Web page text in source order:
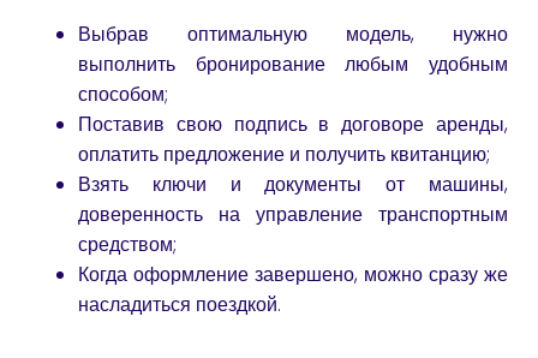
Выбрав оптимальную модель, нужно
выполнить бронирование любым удобным
способом;
Поставив свою подпись в договоре аренды,
оплатить предложение и получить квитанцию; ​​
Взять ключи и документы от машины,
доверенность на управление транспортным
средством;
Когда оформление завершено, можно сразу же
насладиться поездкой.